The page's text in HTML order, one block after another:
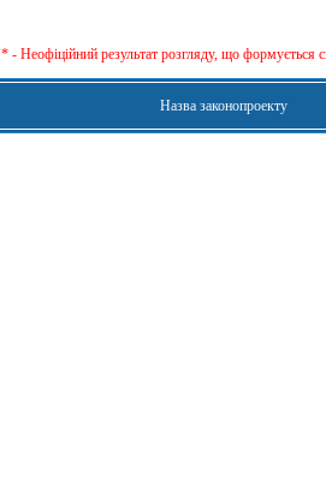
* - Неофіційний результат розгляду, що формується
Назва законопроекту